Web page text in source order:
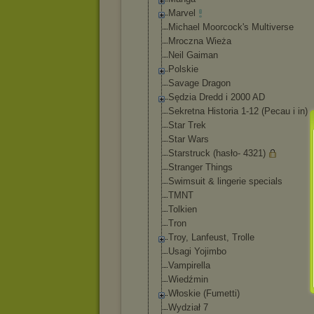
Marvel
Michael Moorcock's Multiverse
Mroczna Wieża
Neil Gaiman
Polskie
Savage Dragon
Sędzia Dredd i 2000 AD
Sekretna Historia 1-12 (Pecau i in)
Star Trek
Star Wars
Starstruck (hasło- 4321)
Stranger Things
Swimsuit & lingerie specials
TMNT
Tolkien
Tron
Troy, Lanfeust, Trolle
Usagi Yojimbo
Vampirella
Wiedźmin
Włoskie (Fumetti)
Wydział 7